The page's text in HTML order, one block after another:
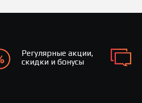
Регулярные акции,
скидки и бонусы